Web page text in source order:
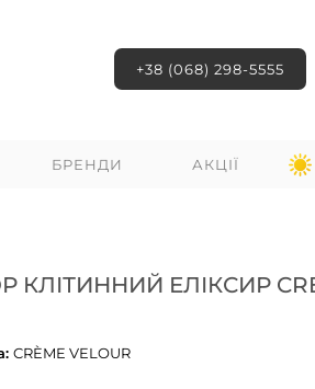
+38 (068) 298-5555
БРЕНДИ АКЦІЇ
ЕЛІКСИР
CRÈME VELOUR